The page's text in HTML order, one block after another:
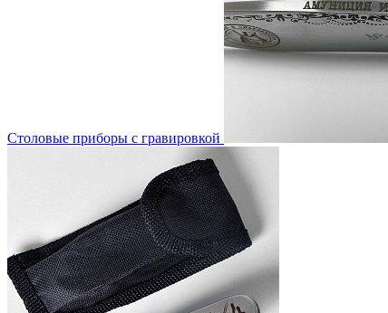
Столовые приборы с гравировкой